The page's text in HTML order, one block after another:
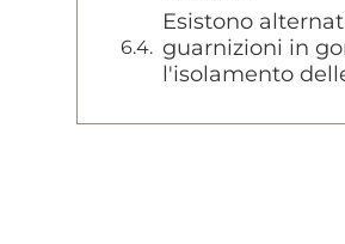
Esistono
guarnizioni in
l'isolamento